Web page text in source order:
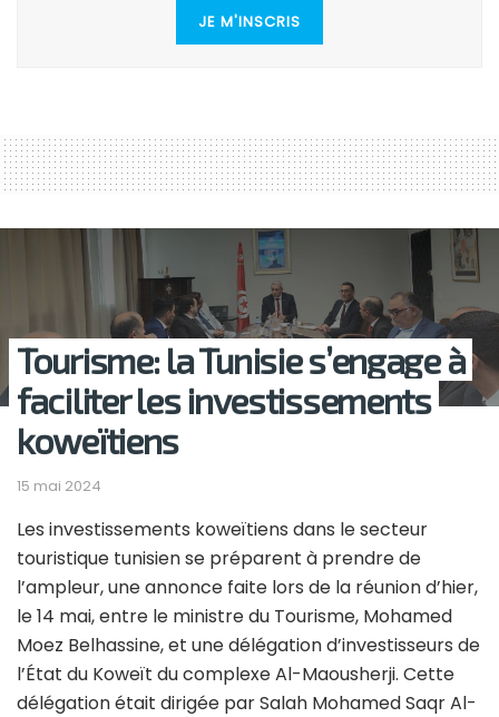
JE M'INSCRIS
Tourisme: la Tunisie s’engage à
faciliter les investissements
koweïtiens
15 mai 2024
Les investissements koweïtiens dans le secteur
touristique tunisien se préparent à prendre de
l’ampleur, une annonce faite lors de la réunion d’hier,
le 14 mai, entre le ministre du Tourisme, Mohamed
Moez Belhassine, et une délégation d’investisseurs de
l’État du Koweït du complexe Al-Maousherji. Cette
délégation était dirigée par Salah Mohamed Saqr Al-